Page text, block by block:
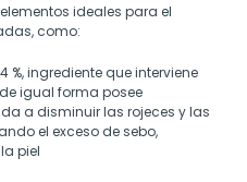
ideales para el
como:
%, ingrediente que interviene
igual forma posee
a disminuir las rojeces y las
el exceso de sebo,
piel